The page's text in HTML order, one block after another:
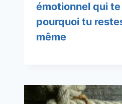
émotionnel qui
pourquoi tu
même